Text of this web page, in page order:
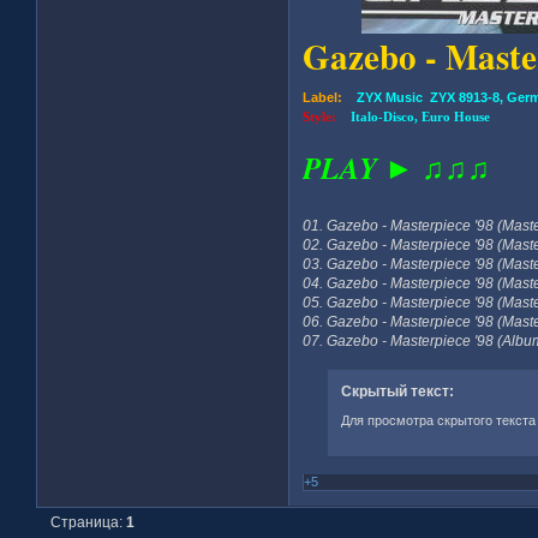
Gazebo -
Label: ZYX Music ZYX 8913-8,
Style:Italo-Disco, Euro House
PLAY ► ♫♫♫
01. Gazebo - Masterpiece '98
02. Gazebo - Masterpiece '98
03. Gazebo - Masterpiece '98
04. Gazebo - Masterpiece '98
05. Gazebo - Masterpiece '98
06. Gazebo - Masterpiece '98
07. Gazebo - Masterpiece '98
Скрытый текст:
Для просмотра скрытого
+5
Страница:1